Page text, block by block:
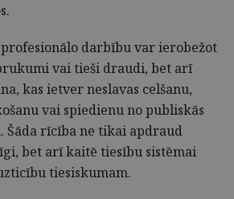
darbību var ierobežot
vai tieši draudi, bet arī
kas ietver neslavas celšanu,
vai spiedienu no publiskās
Šāda rīcība ne tikai apdraud
bet arī kaitē tiesību sistēmai
tiesiskumam.